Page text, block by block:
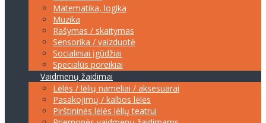
Matematika, logika
Muzika
Rašymas / skaitymas
Sensorika / vaizduotė
Socialiniai įgūdžiai
Specialūs poreikiai
Vaidmenų žaidimai
Lėlės / lėlių nameliai / aksesuarai
Pasakojimų / kalbos lėlės
Pirštininės lėlės lėlių teatrui